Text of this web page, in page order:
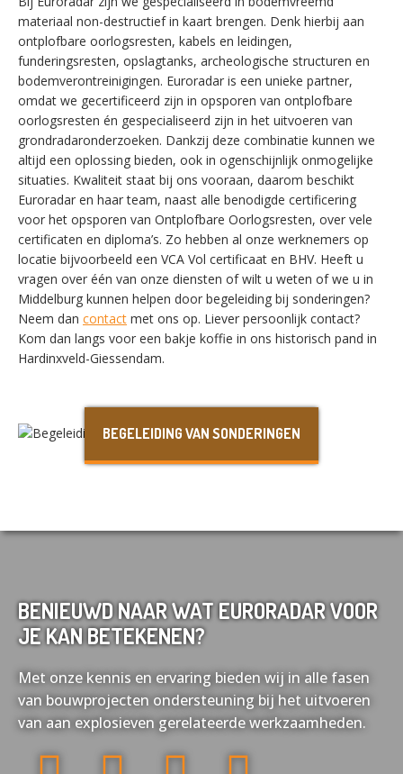
materiaal non-destructief in kaart brengen. Denk hierbij aan
ontplofbare oorlogsresten, kabels en leidingen,
funderingsresten, opslagtanks, archeologische structuren en
bodemverontreinigingen. Euroradar is een unieke partner,
omdat we gecertificeerd zijn in opsporen van ontplofbare
oorlogsresten én gespecialiseerd zijn in het uitvoeren van
grondradaronderzoeken. Dankzij deze combinatie kunnen we
altijd een oplossing bieden, ook in ogenschijnlijk onmogelijke
situaties. Kwaliteit staat bij ons vooraan, daarom beschikt
Euroradar en haar team, naast alle benodigde certificering
voor het opsporen van Ontplofbare Oorlogsresten, over vele
certificaten en diploma’s. Zo hebben al onze werknemers op
locatie bijvoorbeeld een VCA Vol certificaat en BHV. Heeft u
vragen over één van onze diensten of wilt u weten of we u in
Middelburg kunnen helpen door begeleiding bij sonderingen?
Neem dan contact met ons op. Liever persoonlijk contact?
Kom dan langs voor een bakje koffie in ons historisch pand in
Hardinxveld-Giessendam.
BEGELEIDING VAN SONDERINGEN
BENIEUWD NAAR WAT EURORADAR VOOR
JE KAN BETEKENEN?
Met onze kennis en ervaring bieden wij in alle fasen
van bouwprojecten ondersteuning bij het uitvoeren
van aan explosieven gerelateerde werkzaamheden.
SWITCH THE LANGUAGE
Nederlands